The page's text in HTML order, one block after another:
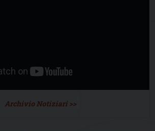
Archivio Notiziari >>